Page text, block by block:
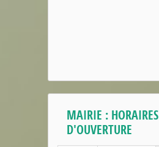
MAIRIE : HORAIRES
D'OUVERTURE